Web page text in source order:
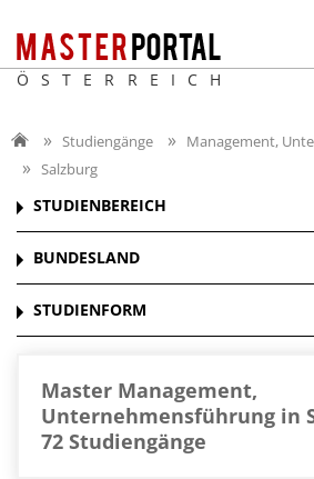
ÖSTERREICH
Studiengänge
Management,
Salzburg
STUDIENBEREICH
BUNDESLAND
STUDIENFORM
Master Management,
Unternehmensführung in
72 Studiengänge